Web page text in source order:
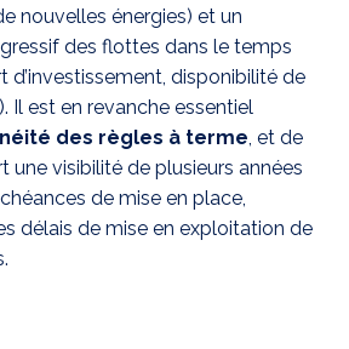
nouvelles énergies) et un
des flottes dans le temps
d’investissement, disponibilité de
Il est en revanche essentiel
des règles à terme, et de
une visibilité de plusieurs années
de mise en place,
délais de mise en exploitation de